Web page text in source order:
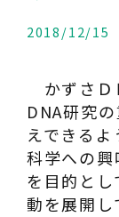
2018/12/15
かずさＤ
DNA研究
えできるよ
科学への
を目的と
動を展開し